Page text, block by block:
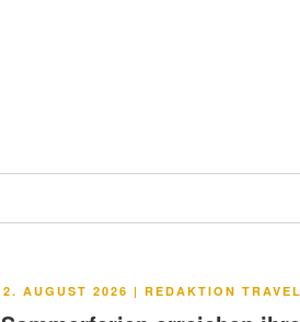
VERÖFFENTLICHT
2. AUGUST 2026 | REDAKTION